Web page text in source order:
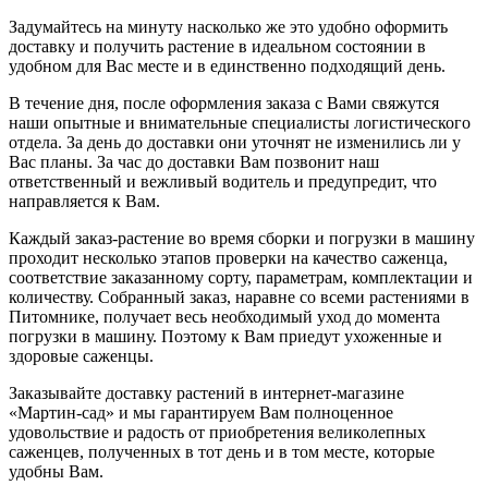
Задумайтесь на минуту насколько же это удобно оформить
доставку и получить растение в идеальном состоянии в
удобном для Вас месте и в единственно подходящий день.
В течение дня, после оформления заказа с Вами свяжутся
наши опытные и внимательные специалисты логистического
отдела. За день до доставки они уточнят не изменились ли у
Вас планы. За час до доставки Вам позвонит наш
ответственный и вежливый водитель и предупредит, что
направляется к Вам.
Каждый заказ-растение во время сборки и погрузки в машину
проходит несколько этапов проверки на качество саженца,
соответствие заказанному сорту, параметрам, комплектации и
количеству. Собранный заказ, наравне со всеми растениями в
Питомнике, получает весь необходимый уход до момента
погрузки в машину. Поэтому к Вам приедут ухоженные и
здоровые саженцы.
Заказывайте доставку растений в интернет-магазине
«Мартин-сад» и мы гарантируем Вам полноценное
удовольствие и радость от приобретения великолепных
саженцев, полученных в тот день и в том месте, которые
удобны Вам.